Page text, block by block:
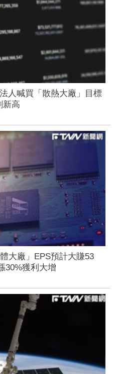
人喊買「散熱大廠」目標
高
大廠」EPS預計大賺53
30%獲利大增